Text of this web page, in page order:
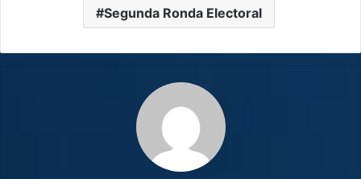
Segunda Ronda Electoral